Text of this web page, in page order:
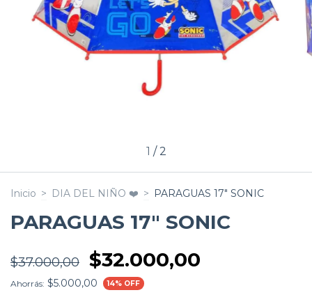
1 / 2
Inicio > DIA DEL NIÑO ❤️ > PARAGUAS 17" SONIC
PARAGUAS 17" SONIC
$37.000,00 $32.000,00
Ahorrás: $5.000,00 14% OFF